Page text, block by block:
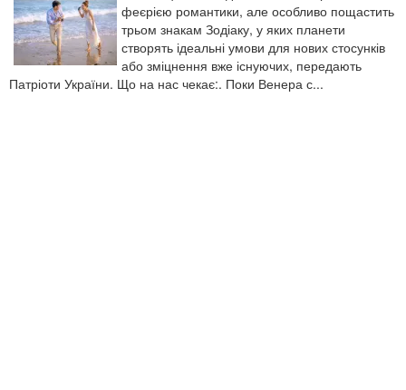
феєрією романтики, але особливо пощастить
трьом знакам Зодіаку, у яких планети
створять ідеальні умови для нових стосунків
або зміцнення вже існуючих, передають
Патріоти України. Що на нас чекає:. Поки Венера с...